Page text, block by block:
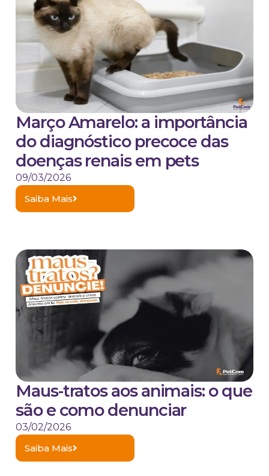
Março Amarelo: a importância
do diagnóstico precoce das
doenças renais em pets
09/03/2026
Saiba Mais
Maus-tratos aos animais: o que
são e como denunciar
03/02/2026
Saiba Mais